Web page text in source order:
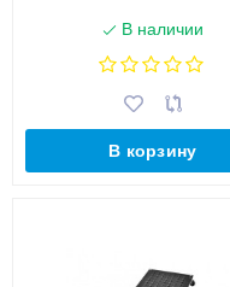
В наличии
В корзину